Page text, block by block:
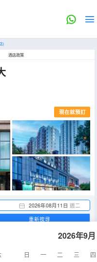
)
酒店政策
現在就預訂
2026年08月11日 週二
2026年9月
日 一 二 三
四
重新搜尋